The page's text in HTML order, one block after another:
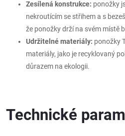
Zesílená konstrukce: ponožky
nekroutícím se střihem a s
že ponožky drží na svém místě
Udržitelné materiály: ponožky
materiály, jako je recyklovaný
důrazem na ekologii.
Technické